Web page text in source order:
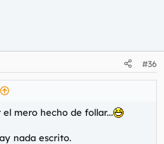
#36
mero hecho de follar...
nada escrito.